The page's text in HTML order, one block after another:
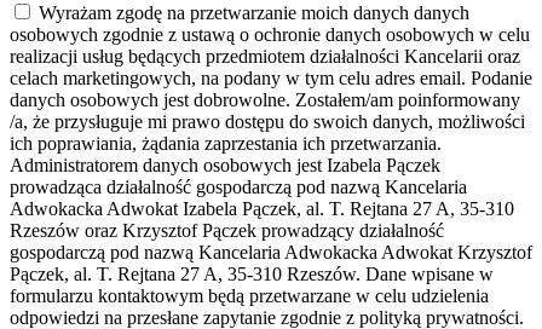
Wyrażam zgodę na przetwarzanie moich danych danych
osobowych zgodnie z ustawą o ochronie danych osobowych w celu
realizacji usług będących przedmiotem działalności Kancelarii oraz
celach marketingowych, na podany w tym celu adres email. Podanie
danych osobowych jest dobrowolne. Zostałem/am poinformowany
/a, że przysługuje mi prawo dostępu do swoich danych, możliwości
ich poprawiania, żądania zaprzestania ich przetwarzania.
Administratorem danych osobowych jest Izabela Pączek
prowadząca działalność gospodarczą pod nazwą Kancelaria
Adwokacka Adwokat Izabela Pączek, al. T. Rejtana 27 A, 35-310
Rzeszów oraz Krzysztof Pączek prowadzący działalność
gospodarczą pod nazwą Kancelaria Adwokacka Adwokat Krzysztof
Pączek, al. T. Rejtana 27 A, 35-310 Rzeszów. Dane wpisane w
formularzu kontaktowym będą przetwarzane w celu udzielenia
odpowiedzi na przesłane zapytanie zgodnie z polityką prywatności.